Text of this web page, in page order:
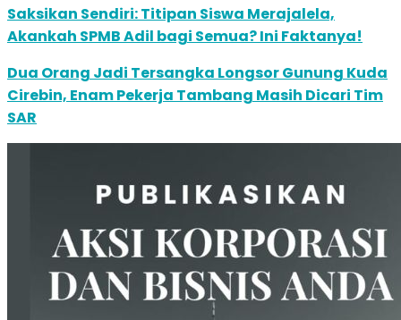
Saksikan Sendiri: Titipan Siswa Merajalela,
Akankah SPMB Adil bagi Semua? Ini Faktanya!
Dua Orang Jadi Tersangka Longsor Gunung Kuda
Cirebin, Enam Pekerja Tambang Masih Dicari Tim
SAR